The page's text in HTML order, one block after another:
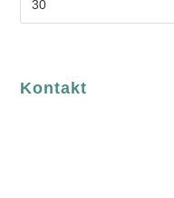
Kontakt